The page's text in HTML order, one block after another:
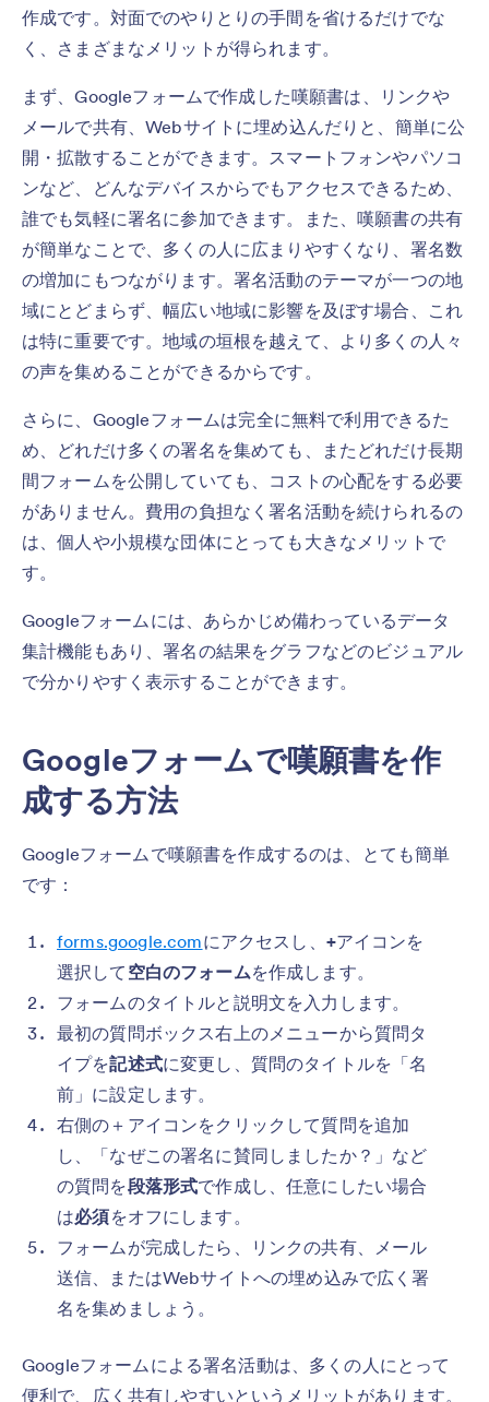
作成です。対面でのやりとりの手間を省けるだけでな
く、さまざまなメリットが得られます。
まず、Googleフォームで作成した嘆願書は、リンクや
メールで共有、Webサイトに埋め込んだりと、簡単に公
開・拡散することができます。スマートフォンやパソコ
ンなど、どんなデバイスからでもアクセスできるため、
誰でも気軽に署名に参加できます。また、嘆願書の共有
が簡単なことで、多くの人に広まりやすくなり、署名数
の増加にもつながります。署名活動のテーマが一つの地
域にとどまらず、幅広い地域に影響を及ぼす場合、これ
は特に重要です。地域の垣根を越えて、より多くの人々
の声を集めることができるからです。
さらに、Googleフォームは完全に無料で利用できるた
め、どれだけ多くの署名を集めても、またどれだけ長期
間フォームを公開していても、コストの心配をする必要
がありません。費用の負担なく署名活動を続けられるの
は、個人や小規模な団体にとっても大きなメリットで
す。
Googleフォームには、あらかじめ備わっているデータ
集計機能もあり、署名の結果をグラフなどのビジュアル
で分かりやすく表示することができます。
Googleフォームで嘆願書を作
成する方法
Googleフォームで嘆願書を作成するのは、とても簡単
です：
forms.google.comにアクセスし、 +アイコンを
選択して 空白のフォームを作成します。
フォームのタイトルと説明文を入力します。
最初の質問ボックス右上のメニューから質問タ
イプを記述式に変更し、質問のタイトルを「名
前」に設定します。
右側の＋アイコンをクリックして質問を追加
し、「なぜこの署名に賛同しましたか？」など
の質問を段落形式で作成し、任意にしたい場合
は必須をオフにします。
フォームが完成したら、リンクの共有、メール
送信、またはWebサイトへの埋め込みで広く署
名を集めましょう。
Googleフォームによる署名活動は、多くの人にとって
便利で、広く共有しやすいというメリットがあります。